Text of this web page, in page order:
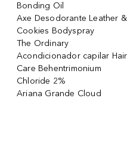
Bonding Oil
Axe Desodorante Leather &
Cookies Bodyspray
The Ordinary
Acondicionador capilar Hair
Care Behentrimonium
Chloride 2%
Ariana Grande Cloud